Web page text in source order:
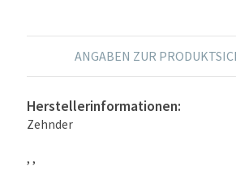
ANGABEN ZUR
Herstellerinformationen:
Zehnder
, ,